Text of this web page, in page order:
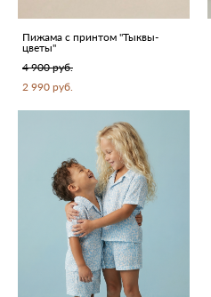
Пижама с принтом "Тыквы-
цветы"
4 900 pуб.
2 990 pуб.